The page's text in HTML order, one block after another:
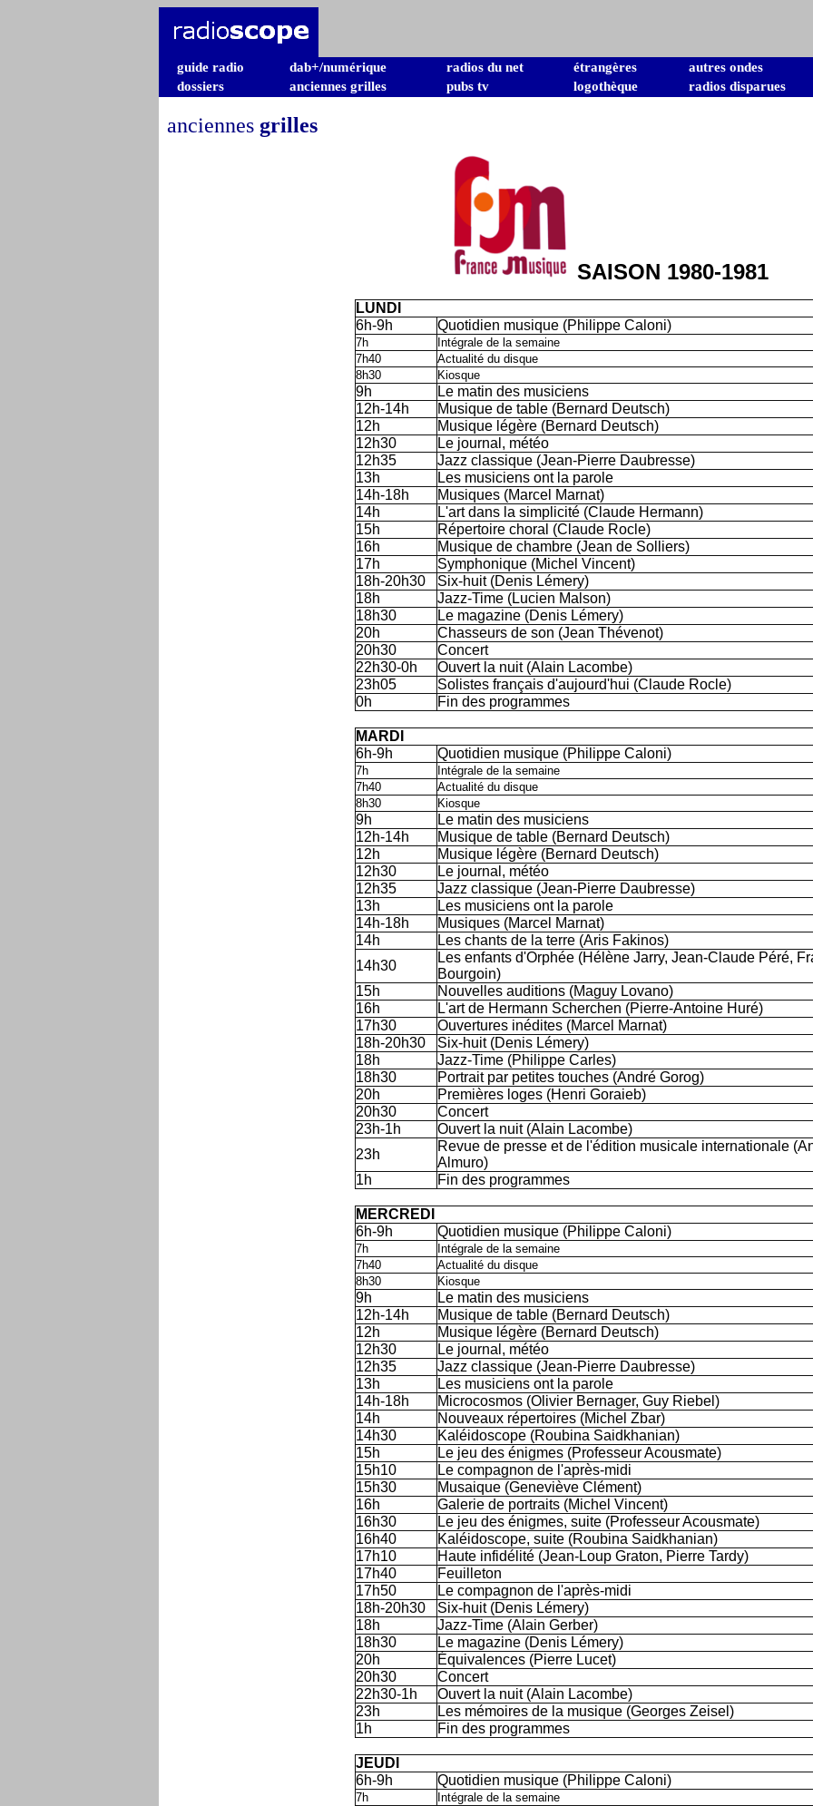
guide radio dab+/numérique radios du net étrangères
autres ondes
dossiers
anciennes grilles pubs tv logothèque radios disparues
anciennes grilles
SAISON 1980-1981
LUNDI
6h-9h
Quotidien musique (Philippe Caloni)
7h
Intégrale de la semaine
7h40
Actualité du disque
8h30
Kiosque
9h
Le matin des musiciens
12h-14h
Musique de table (Bernard Deutsch)
12h
Musique légère (Bernard Deutsch)
12h30
Le journal, météo
12h35
Jazz classique (Jean-Pierre Daubresse)
13h
Les musiciens ont la parole
14h-18h
Musiques (Marcel Marnat)
14h
L'art dans la simplicité (Claude Hermann)
15h
Répertoire choral (Claude Rocle)
16h
Musique de chambre (Jean de Solliers)
17h
Symphonique (Michel Vincent)
18h-20h30
Six-huit (Denis Lémery)
18h
Jazz-Time (Lucien Malson)
18h30
Le magazine (Denis Lémery)
20h
Chasseurs de son (Jean Thévenot)
20h30
Concert
22h30-0h
Ouvert la nuit (Alain Lacombe)
23h05
Solistes français d'aujourd'hui (Claude Rocle)
0h
Fin des programmes
MARDI
6h-9h
Quotidien musique (Philippe Caloni)
7h
Intégrale de la semaine
7h40
Actualité du disque
8h30
Kiosque
9h
Le matin des musiciens
12h-14h
Musique de table (Bernard Deutsch)
12h
Musique légère (Bernard Deutsch)
12h30
Le journal, météo
12h35
Jazz classique (Jean-Pierre Daubresse)
13h
Les musiciens ont la parole
14h-18h
Musiques (Marcel Marnat)
14h
Les chants de la terre (Aris Fakinos)
14h30
Les enfants d'Orphée (Hélène Jarry, Jean-Claude Péré,
Bourgoin)
15h
Nouvelles auditions (Maguy Lovano)
16h
L'art de Hermann Scherchen (Pierre-Antoine Huré)
17h30
Ouvertures inédites (Marcel Marnat)
18h-20h30
Six-huit (Denis Lémery)
18h
Jazz-Time (Philippe Carles)
18h30
Portrait par petites touches (André Gorog)
20h
Premières loges (Henri Goraieb)
20h30
Concert
23h-1h
Ouvert la nuit (Alain Lacombe)
23h
Revue de presse et de l'édition musicale internationale
Almuro)
1h
Fin des programmes
MERCREDI
6h-9h
Quotidien musique (Philippe Caloni)
7h
Intégrale de la semaine
7h40
Actualité du disque
8h30
Kiosque
9h
Le matin des musiciens
12h-14h
Musique de table (Bernard Deutsch)
12h
Musique légère (Bernard Deutsch)
12h30
Le journal, météo
12h35
Jazz classique (Jean-Pierre Daubresse)
13h
Les musiciens ont la parole
14h-18h
Microcosmos (Olivier Bernager, Guy Riebel)
14h
Nouveaux répertoires (Michel Zbar)
14h30
Kaléidoscope (Roubina Saidkhanian)
15h
Le jeu des énigmes (Professeur Acousmate)
15h10
Le compagnon de l'après-midi
15h30
Musaique (Geneviève Clément)
16h
Galerie de portraits (Michel Vincent)
16h30
Le jeu des énigmes, suite (Professeur Acousmate)
16h40
Kaléidoscope, suite (Roubina Saidkhanian)
17h10
Haute infidélité (Jean-Loup Graton, Pierre Tardy)
17h40
Feuilleton
17h50
Le compagnon de l'après-midi
18h-20h30
Six-huit (Denis Lémery)
18h
Jazz-Time (Alain Gerber)
18h30
Le magazine (Denis Lémery)
20h
Équivalences (Pierre Lucet)
20h30
Concert
22h30-1h
Ouvert la nuit (Alain Lacombe)
23h
Les mémoires de la musique (Georges Zeisel)
1h
Fin des programmes
JEUDI
6h-9h
Quotidien musique (Philippe Caloni)
7h
Intégrale de la semaine